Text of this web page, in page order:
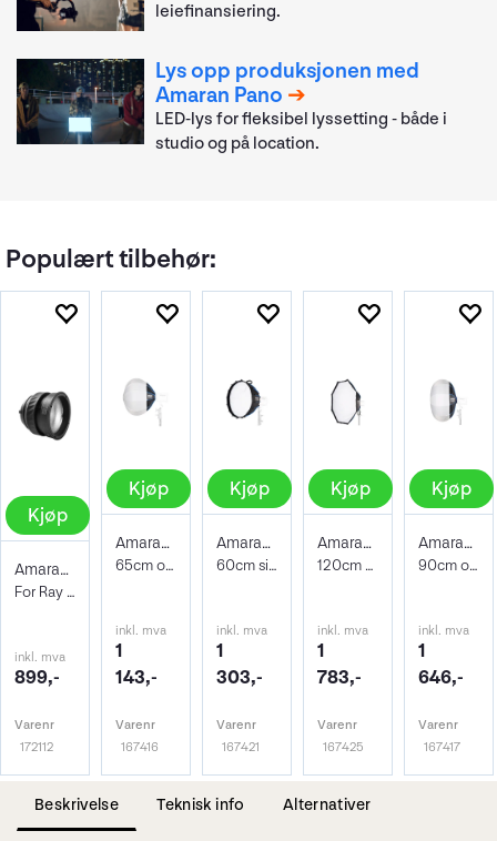
leiefinansiering.
Lys opp produksjonen med
Amaran Pano
LED-lys for fleksibel lyssetting - både i
studio og på location.
Populært tilbehør:
Kjøp
Amaran Mini Fresnel m/Barn Doors
For Ray 60c/120c Lights
inkl. mva
899,-
Varenr
172112
Kjøp
Amaran Lantern 65
65cm omnidireksjonell softboks. Bowens
inkl. mva
1
143,-
Varenr
167416
Kjøp
Amaran Light Dome 60
60cm sirkulær softboks med Bowens feste
inkl. mva
1
303,-
Varenr
167421
Kjøp
Amaran Octa Dome 120
120cm oktagonal softbox med Bowens feste
inkl. mva
1
783,-
Varenr
167425
Kjøp
Amaran Lantern 90
90cm omnidireksjonell softboks. Bowens
inkl. mva
1
646,-
Varenr
167417
Beskrivelse Teknisk info Alternativer